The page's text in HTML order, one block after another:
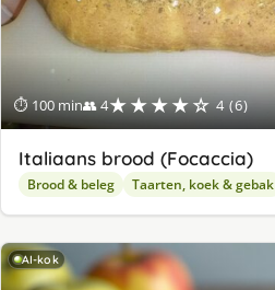
⏱ 100 min👥 4★★★★☆ 4 (6)
Italiaans brood (Focaccia)
Brood & beleg Taarten, koek & gebak
AI-kok